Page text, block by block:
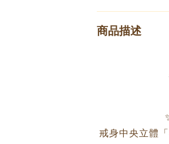
商品描述
戒身中央立體